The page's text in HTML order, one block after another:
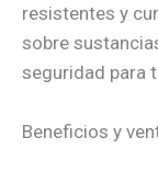
resistentes y
sobre
seguridad para
Beneficios y